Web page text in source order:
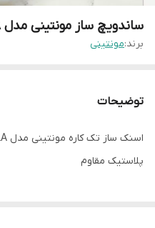
ساندویچ ساز مونتینی مدل NOLA
برند:مونتینی
توضیحات
پلاستیک مقاوم